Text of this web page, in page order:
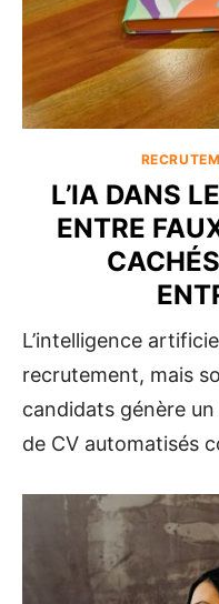
L’IA DANS
ENTRE
L’intelligence
recrutement, mais
candidats génère un
de CV automatisés